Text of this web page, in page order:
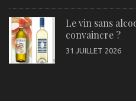
Le vin sans
convaincre ?
31 JUILLET 2026